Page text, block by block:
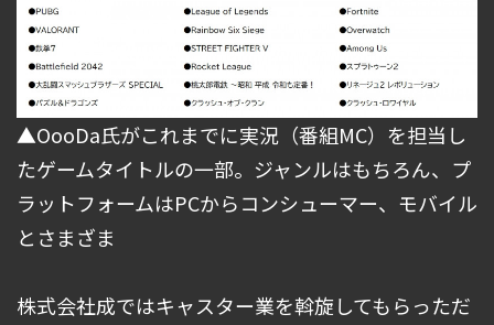
▲OooDa氏がこれまでに実況（番組MC）を担当し
たゲームタイトルの一部。ジャンルはもちろん、プ
ラットフォームはPCからコンシューマー、モバイル
とさまざま
株式会社成ではキャスター業を斡旋してもらっただ